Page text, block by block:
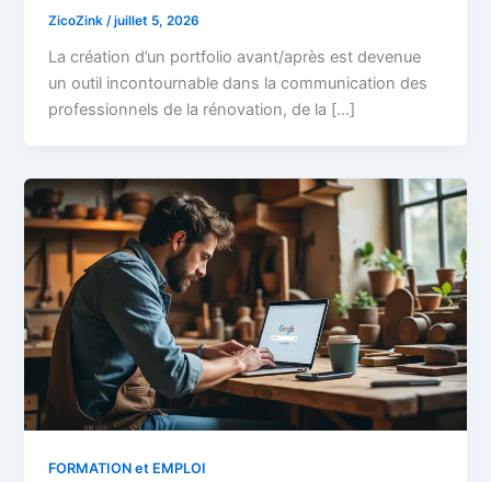
ZicoZink /juillet 5, 2026
La création d’un portfolio avant/après est devenue
un outil incontournable dans la communication des
professionnels de la rénovation, de la […]
FORMATION et EMPLOI